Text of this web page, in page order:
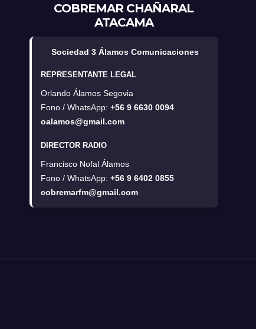
COBREMAR CHAÑARAL
ATACAMA
Sociedad 3 Álamos Comunicaciones
REPRESENTANTE LEGAL
Orlando Álamos Segovia
Fono / WhatsApp: +56 9 6630 0094
oalamos@gmail.com
DIRECTOR RADIO
Francisco Nofal Álamos
Fono / WhatsApp: +56 9 6402 0855
cobremarfm@gmail.com